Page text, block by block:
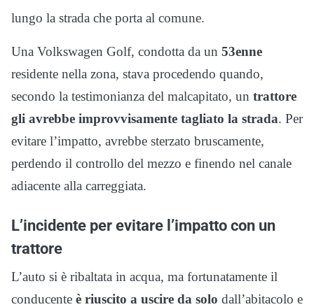
lungo la strada che porta al comune.
Una Volkswagen Golf, condotta da un 53enne
residente nella zona, stava procedendo quando,
secondo la testimonianza del malcapitato, un trattore
gli avrebbe improvvisamente tagliato la strada. Per
evitare l’impatto, avrebbe sterzato bruscamente,
perdendo il controllo del mezzo e finendo nel canale
adiacente alla carreggiata.
L’incidente per evitare l’impatto con un
trattore
L’auto si è ribaltata in acqua, ma fortunatamente il
conducente è riuscito a uscire da solo dall’abitacolo e